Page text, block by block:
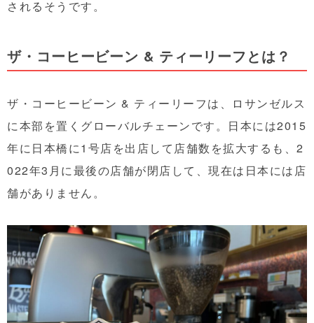
されるそうです。
ザ・コーヒービーン & ティーリーフとは？
ザ・コーヒービーン & ティーリーフは、ロサンゼルス
に本部を置くグローバルチェーンです。日本には2015
年に日本橋に1号店を出店して店舗数を拡大するも、2
022年3月に最後の店舗が閉店して、現在は日本には店
舗がありません。